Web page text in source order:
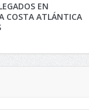
EN
COSTA ATLÁNTICA